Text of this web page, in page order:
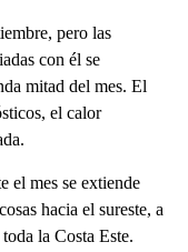
pero las
con él se
mitad del mes. El
el calor
el mes se extiende
hacia el sureste, a
la Costa Este.